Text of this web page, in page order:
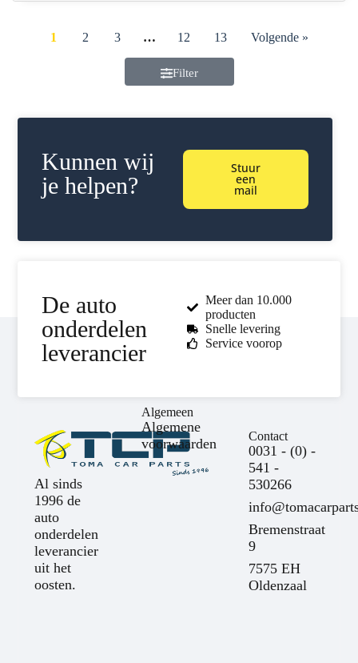
1 2 3 … 12 13 Volgende »
Filter
Kunnen wij
je helpen?
Stuur
een
mail
De auto
onderdelen
leverancier
Meer dan 10.000
producten
Snelle levering
Service voorop
Al sinds
1996 de
auto
onderdelen
leverancier
uit het
oosten.
Algemeen
Algemene
voorwaarden
Contact
0031 - (0) -
541 -
530266
Bremenstraat
9
7575 EH
Oldenzaal